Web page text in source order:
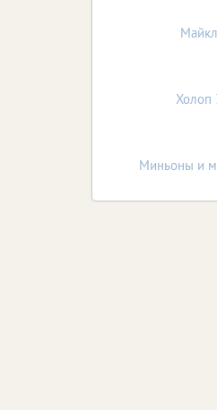
Майкл
Холоп
Миньоны и